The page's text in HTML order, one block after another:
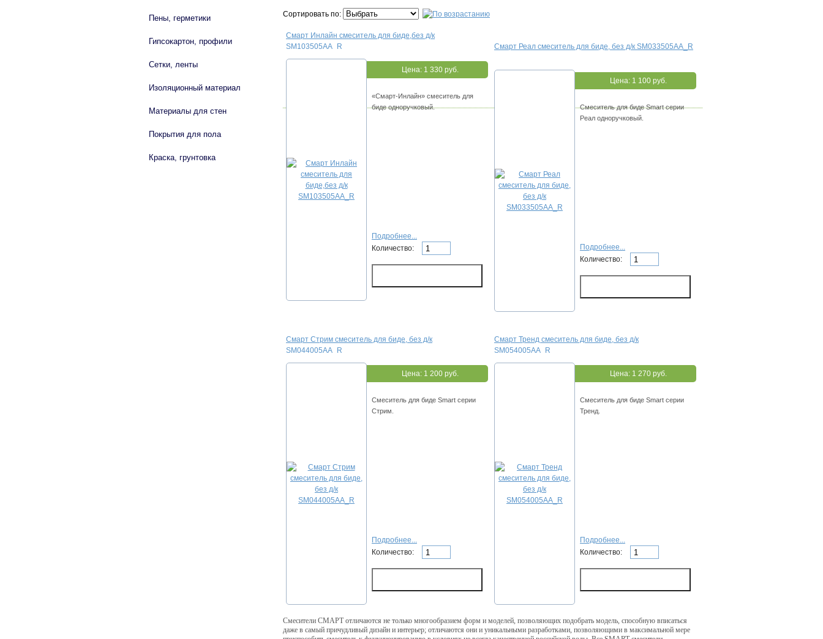
Сортировать по:
Смарт Инлайн смеситель для биде,без д/к
SM103505AA_R
Цена: 1 330 руб.
«Смарт-Инлайн» смеситель для
биде одноручковый.
Подробнее...
Количество:
Смарт Реал смеситель для биде, без д/к SM033505AA_R
Цена: 1 100 руб.
Смеситель для биде Smart серии
Реал одноручковый.
Подробнее...
Количество:
Смарт Стрим смеситель для биде, без д/к
SM044005AA_R
Цена: 1 200 руб.
Смеситель для биде Smart серии
Стрим.
Подробнее...
Количество:
Смарт Тренд смеситель для биде, без д/к
SM054005AA_R
Цена: 1 270 руб.
Смеситель для биде Smart серии
Тренд.
Подробнее...
Количество:
Смесители СМАРТ отличаются не только многообразием форм и моделей, позволяющих подобрать модель, способную вписаться
даже в самый причудливый дизайн и интерьер; отличаются они и уникальными разработками, позволяющими в максимальной мере
Пены, герметики
Гипсокартон, профили
Сетки, ленты
Изоляционный материал
Материалы для стен
Покрытия для пола
Краска, грунтовка